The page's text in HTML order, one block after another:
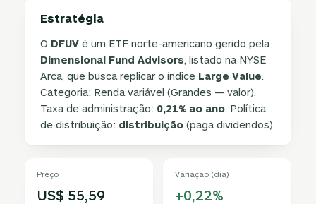
Estratégia
O DFUV é um ETF norte-americano gerido pela
Dimensional Fund Advisors, listado na NYSE
Arca, que busca replicar o índice Large Value.
Categoria: Renda variável (Grandes — valor).
Taxa de administração: 0,21% ao ano. Política
de distribuição: distribuição (paga dividendos).
Preço
US$ 55,59
Variação (dia)
+0,22%